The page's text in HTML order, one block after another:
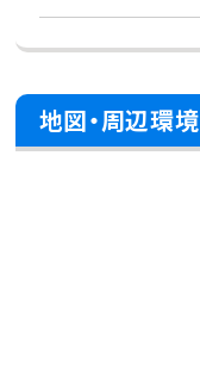
地図・周辺環境